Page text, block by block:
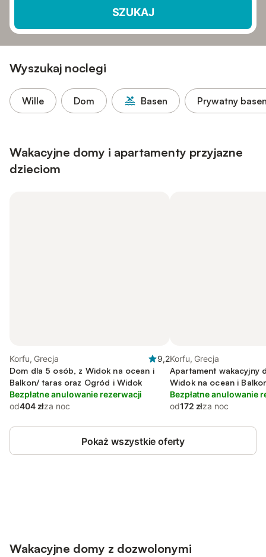
SZUKAJ
Wyszukaj noclegi
Wille Dom Basen Prywatny
Wakacyjne domy i apartamenty przyjazne
dzieciom
Korfu, Grecja
9,2
Dom dla 5 osób, z Widok na ocean i
Balkon/ taras oraz Ogród i Widok
Bezpłatne anulowanie rezerwacji
od404 złza noc
Korfu, Grecja
Apartament wakacyjny
Widok na ocean i
Ogród i Widok
Bezpłatne anulowanie
od172 złza noc
Pokaż wszystkie oferty
Wakacyjne domy z dozwolonymi